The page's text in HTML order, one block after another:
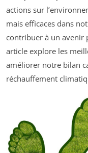
actions sur
mais efficaces dans
contribuer à un avenir
article explore les
améliorer notre bilan
réchauffement